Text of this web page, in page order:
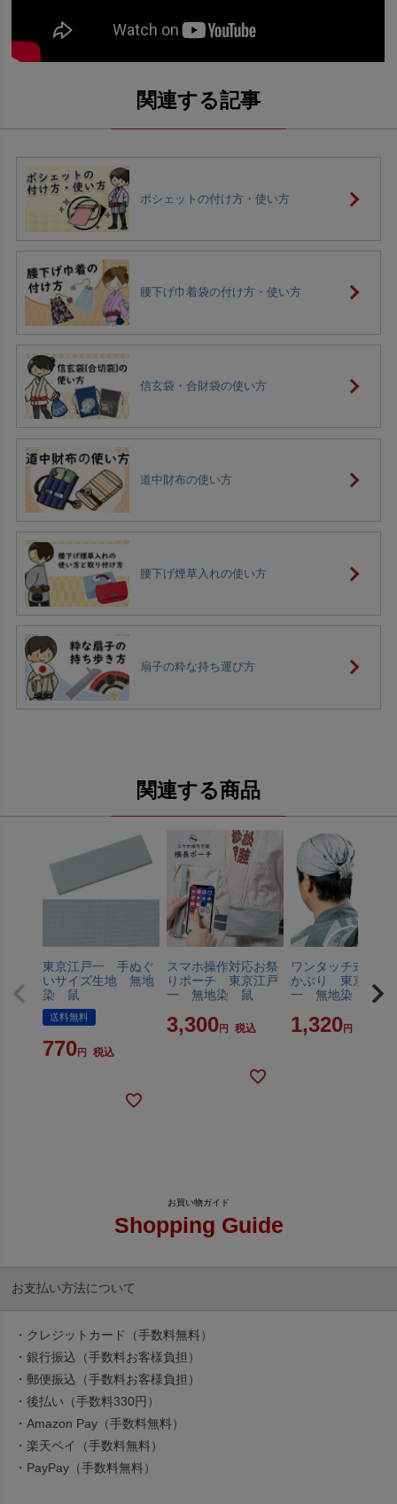
ポシェットの付け方・使い方
腰下げ巾着袋の付け方・使い方
信玄袋・合財袋の使い方
道中財布の使い方
腰下げ煙草入れの使い方
扇子の粋な持ち運び方
関連する商品
東京江戸一 手ぬぐ
いサイズ生地 無地
染 鼠
送料無料
770 税込
スマホ操作対応お祭
りポーチ 東京江戸
一 無地染 鼠
3,300 税込
ワンタッチ式 喧
かぶり 東京江戸
一 無地染 鼠
1,320
Shopping Guide
お支払い方法について
・クレジットカード（手数料無料）
・銀行振込（手数料お客様負担）
・郵便振込（手数料お客様負担）
・後払い（手数料330円）
・Amazon Pay（手数料無料）
・楽天ペイ（手数料無料）
・PayPay（手数料無料）